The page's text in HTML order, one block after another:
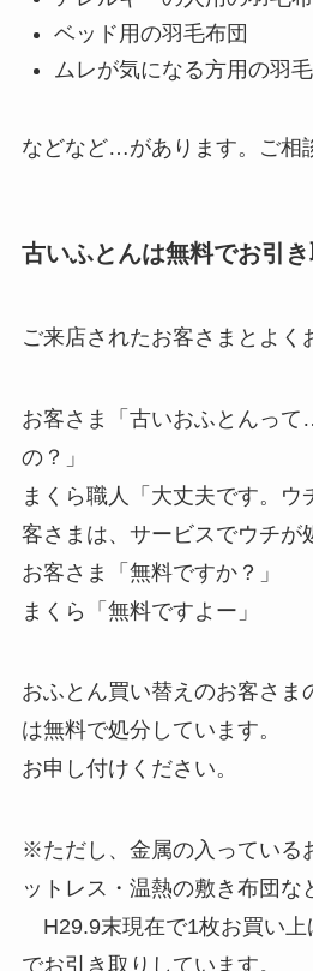
ベッド用の羽毛布団
ムレが気になる方用の羽
などなど…があります。ご相
古いふとんは無料でお引
ご来店されたお客さまとよ
お客さま「古いおふとんっ
の？」
まくら職人「大丈夫です。ウ
客さまは、サービスでウチが
お客さま「無料ですか？」
まくら「無料ですよー」
おふとん買い替えのお客さま
は無料で処分しています。
お申し付けください。
※ただし、金属の入っている
ットレス・温熱の敷き布団な
H29.9末現在で1枚お買い上
でお引き取りしています。